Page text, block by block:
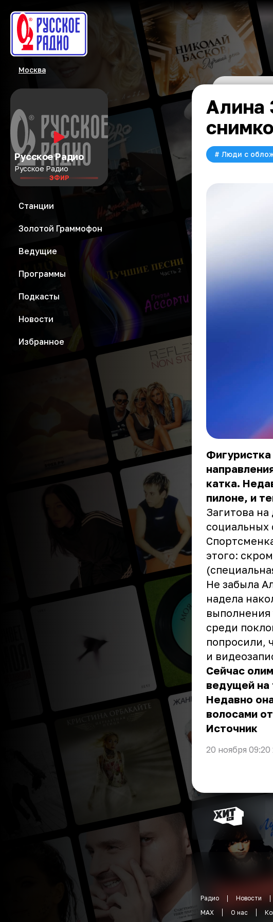
Москва
Русское Радио
Русское Радио
ЭФИР
Станции
Золотой Граммофон
Ведущие
Программы
Подкасты
Новости
Избранное
Алина
# Люди с
катка.
пилоне, и
Загитова
социальных
этого:
Не забыла
надела
выполнения
среди
попросили,
и
Сейчас
ведущей на
Недавно
волосами
Источник
20 ноября 09:20
Радио Новости
MAX
О нас